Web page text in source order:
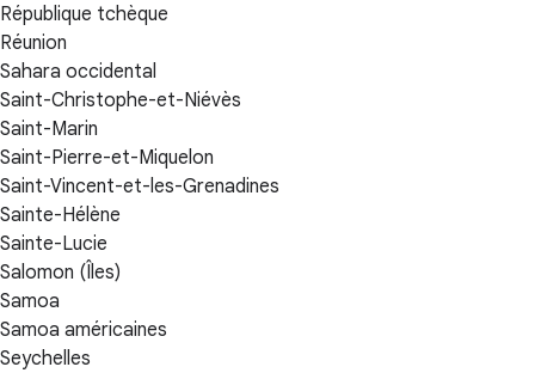
République tchèque
Réunion
Sahara occidental
Saint-Christophe-et-Niévès
Saint-Marin
Saint-Pierre-et-Miquelon
Saint-Vincent-et-les-Grenadines
Sainte-Hélène
Sainte-Lucie
Salomon (Îles)
Samoa
Samoa américaines
Seychelles